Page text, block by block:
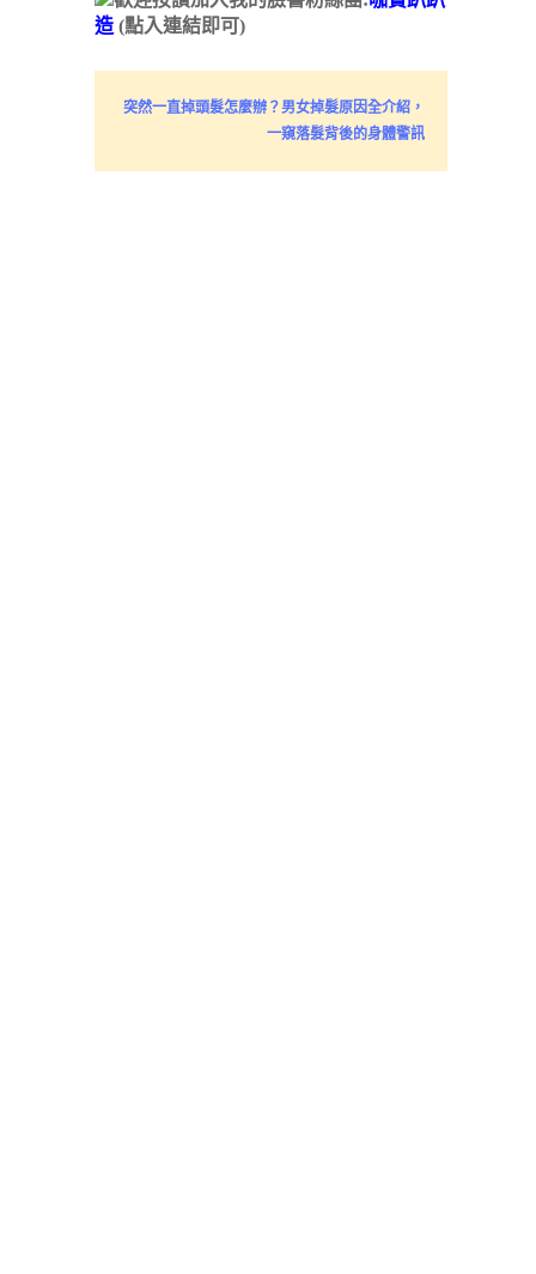
造 (點入連結即可)
突然一直掉頭髮怎麼辦？男女掉髮原因全介紹，
一窺落髮背後的身體警訊